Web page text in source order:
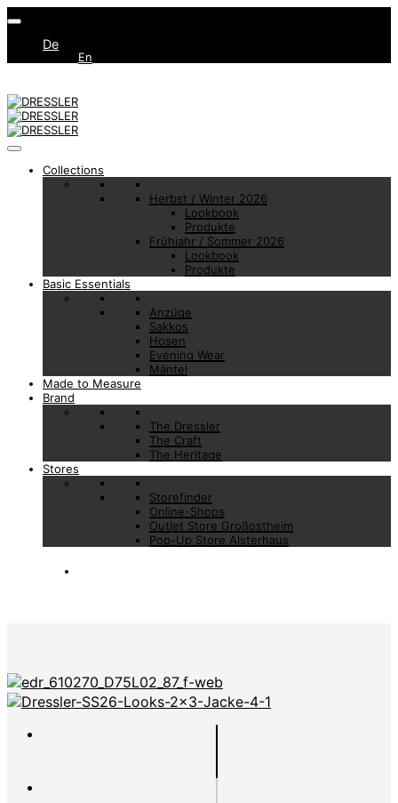
De
En
Collections
Herbst / Winter 2026
Lookbook
Produkte
Frühjahr / Sommer 2026
Lookbook
Produkte
Basic Essentials
Anzüge
Sakkos
Hosen
Evening Wear
Mäntel
Made to Measure
Brand
The Dressler
The Craft
The Heritage
Stores
Storefinder
Online-Shops
Outlet Store Großostheim
Pop-Up Store Alsterhaus